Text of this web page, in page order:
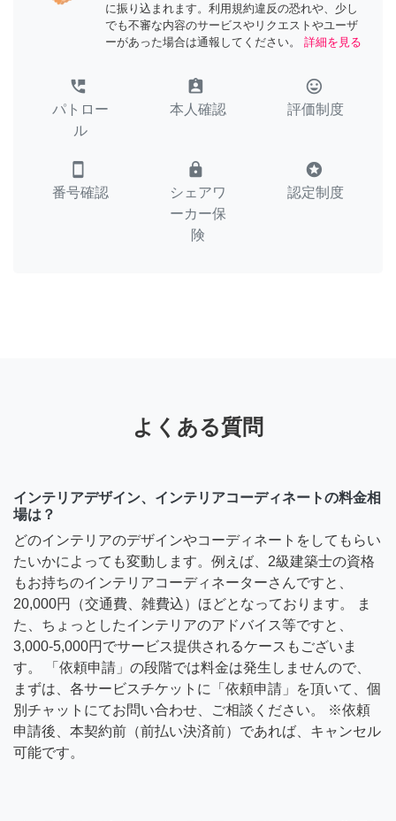
に振り込まれます。利用規約違反の恐れや、少し
でも不審な内容のサービスやリクエストやユーザ
ーがあった場合は通報してください。
詳細を見る
perm_phone_msg
パトロー
ル
assignment_ind
本人確認
tag_faces
評価制度
smartphone
番号確認
lock
シェアワ
ーカー保
険
stars
認定制度
よくある質問
インテリアデザイン、インテリアコーディネートの料金相
場は？
どのインテリアのデザインやコーディネートをしてもらい
たいかによっても変動します。例えば、2級建築士の資格
もお持ちのインテリアコーディネーターさんですと、
20,000円（交通費、雑費込）ほどとなっております。 ま
た、ちょっとしたインテリアのアドバイス等ですと、
3,000-5,000円でサービス提供されるケースもございま
す。 「依頼申請」の段階では料金は発生しませんので、
まずは、各サービスチケットに「依頼申請」を頂いて、個
別チャットにてお問い合わせ、ご相談ください。 ※依頼
申請後、本契約前（前払い決済前）であれば、キャンセル
可能です。